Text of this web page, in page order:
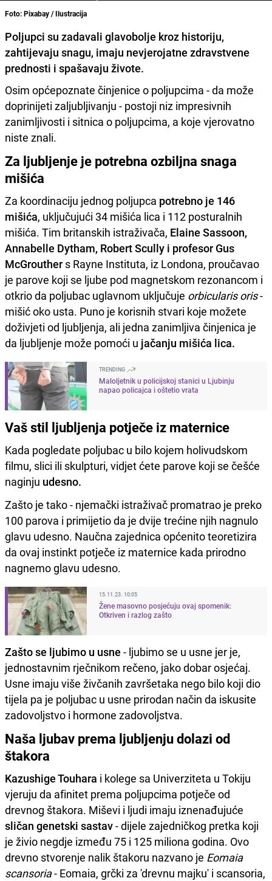
Foto: Pixabay / Ilustracija
Poljupci su zadavali glavobolje kroz historiju,
zahtijevaju snagu, imaju nevjerojatne zdravstvene
prednosti i spašavaju živote.
Osim općepoznate činjenice o poljupcima - da može
doprinijeti zaljubljivanju - postoji niz impresivnih
zanimljivosti i sitnica o poljupcima, a koje vjerovatno
niste znali.
Za ljubljenje je potrebna ozbiljna snaga
mišića
Za koordinaciju jednog poljupca potrebno je 146
mišića, uključujući 34 mišića lica i 112 posturalnih
mišića. Tim britanskih istraživača, Elaine Sassoon,
Annabelle Dytham, Robert Scully i profesor Gus
McGrouther s Rayne Instituta, iz Londona, proučavao
je parove koji se ljube pod magnetskom rezonancom i
otkrio da poljubac uglavnom uključuje orbicularis oris-
mišić oko usta. Puno je korisnih stvari koje možete
doživjeti od ljubljenja, ali jedna zanimljiva činjenica je
da ljubljenje može pomoći u jačanju mišića lica.
TRENDING
Maloljetnik u policijskoj stanici u Ljubinju
napao policajca i oštetio vrata
Vaš stil ljubljenja potječe iz maternice
Kada pogledate poljubac u bilo kojem holivudskom
filmu, slici ili skulpturi, vidjet ćete parove koji se češće
naginju udesno.
Zašto je tako - njemački istraživač promatrao je preko
100 parova i primijetio da je dvije trećine njih nagnulo
glavu udesno. Naučna zajednica općenito teoretizira
da ovaj instinkt potječe iz maternice kada prirodno
nagnemo glavu udesno.
15.11.23. 10:05
Žene masovno posjećuju ovaj spomenik:
Otkriven i razlog zašto
Zašto se ljubimo u usne - ljubimo se u usne jer je,
jednostavnim rječnikom rečeno, jako dobar osjećaj.
Usne imaju više živčanih završetaka nego bilo koji dio
tijela pa je poljubac u usne prirodan način da iskusite
zadovoljstvo i hormone zadovoljstva.
Naša ljubav prema ljubljenju dolazi od
štakora
Kazushige Touhara i kolege sa Univerziteta u Tokiju
vjeruju da afinitet prema poljupcima potječe od
drevnog štakora. Miševi i ljudi imaju iznenađujuće
sličan genetski sastav- dijele zajedničkog pretka koji
je živio negdje između 75 i 125 miliona godina. Ovo
drevno stvorenje nalik štakoru nazvano je Eomaia
scansoria- Eomaia, grčki za 'drevnu majku' i scansoria,